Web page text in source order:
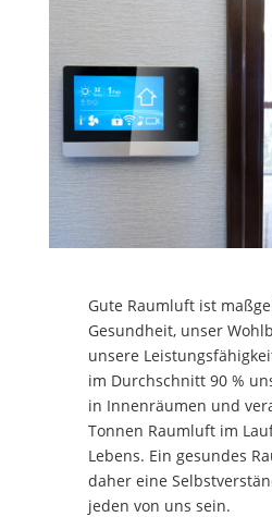
Gute Raumluft ist
Gesundheit, unser
unsere
im Durchschnitt 90 %
in Innenräumen und
Tonnen Raumluft im
Lebens. Ein gesundes
daher eine
jeden von uns sein.